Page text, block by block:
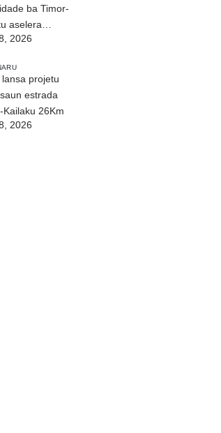
ba Timor-
aselera
ekonómika
2026
projetu
estrada
Kailaku 26Km
2026